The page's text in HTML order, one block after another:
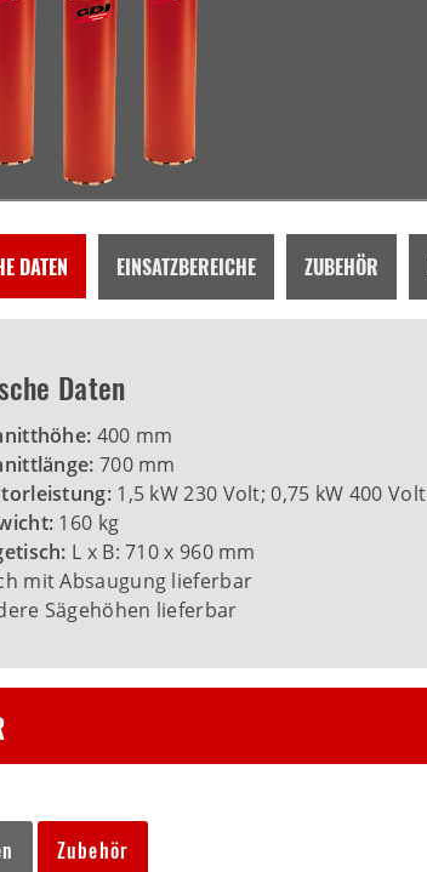
DATEN EINSATZBEREICHE ZUBEHÖR
Daten
400 mm
700 mm
1,5 kW 230 Volt; 0,75 kW 400 Volt
160 kg
L x B: 710 x 960 mm
mit Absaugung lieferbar
Sägehöhen lieferbar
Zubehör